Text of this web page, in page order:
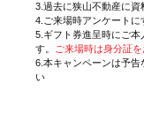
3.過去に狭山不動産に資
4.ご来場時アンケートに
5.ギフト券進呈時にご本
す。
ご来場時は身分証を
6.本キャンペーンは予告
い